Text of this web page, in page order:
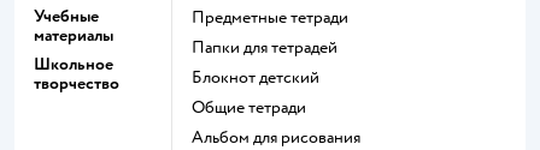
Учебные
материалы
Школьное
творчество
Предметные тетради
Папки для тетрадей
Блокнот детский
Общие тетради
Альбом для рисования